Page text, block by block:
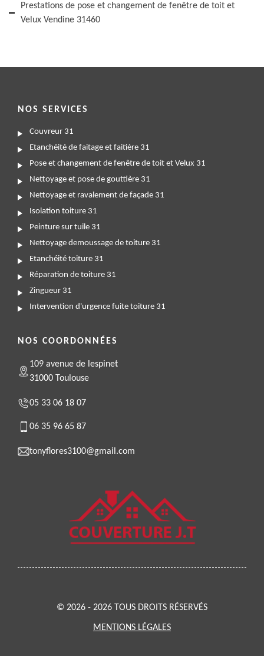
Prestations de pose et changement de fenêtre de toit et
Velux Vendine 31460
NOS SERVICES
Couvreur 31
Etanchéité de faitage et faitière 31
Pose et changement de fenêtre de toit et Velux 31
Nettoyage et pose de gouttière 31
Nettoyage et ravalement de façade 31
Isolation toiture 31
Peinture sur tuile 31
Nettoyage demoussage de toiture 31
Etanchéité toiture 31
Réparation de toiture 31
Zingueur 31
Intervention d'urgence fuite toiture 31
NOS COORDONNÉES
109 avenue de lespinet
31000 Toulouse
05 33 06 18 07
06 35 96 65 87
tonyflores3100@gmail.com
© 2026 - 2026 TOUS DROITS RÉSERVÉS
MENTIONS LÉGALES